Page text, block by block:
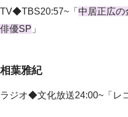
TV◆TBS20:57~「 中居正広
俳優SP 」
相葉雅紀
ラジオ◆文化放送24:00~「レ